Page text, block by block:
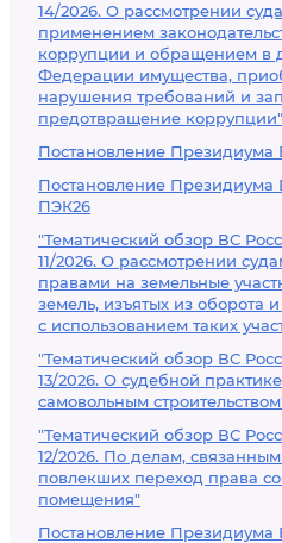
14/2026. О рассмотрении
применением
коррупции и обращением в
Федерации имущества,
нарушения требований и
предотвращение коррупции"
Постановление Президиума
Постановление Президиума
ПЭК26
"Тематический обзор ВС
11/2026. О рассмотрении
правами на земельные
земель, изъятых из оборота
с использованием таких
"Тематический обзор ВС
13/2026. О судебной
самовольным
"Тематический обзор ВС
12/2026. По делам,
повлекших переход права
помещения"
Постановление Президиума